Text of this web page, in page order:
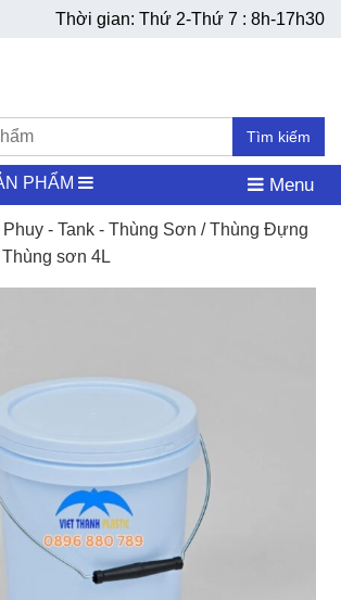
Thời gian: Thứ 2-Thứ 7 : 8h-17h30
Tìm kiếm
PHẨM Menu
- Tank - Thùng Sơn /Thùng Đựng
Thùng sơn 4L